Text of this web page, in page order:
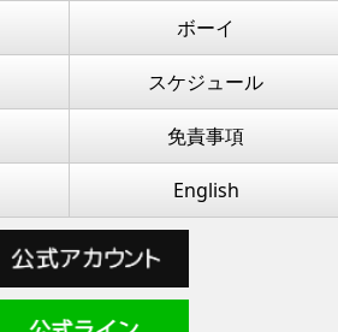
ボーイ
スケジュール
免責事項
English